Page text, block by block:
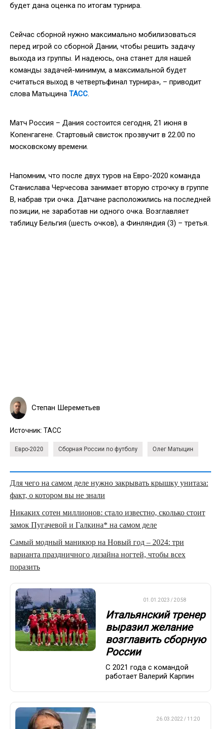
будет дана оценка по итогам турнира.
Сейчас сборной нужно максимально мобилизоваться
перед игрой со сборной Дании, чтобы решить задачу
выхода из группы. И надеюсь, она станет для нашей
команды задачей-минимум, а максимальной будет
считаться выход в четвертьфинал турнира», – приводит
слова Матыцина ТАСС.
Матч Россия – Дания состоится сегодня, 21 июня в
Копенгагене. Стартовый свисток прозвучит в 22.00 по
московскому времени.
Напомним, что после двух туров на Евро-2020 команда
Станислава Черчесова занимает вторую строчку в группе
В, набрав три очка. Датчане расположились на последней
позиции, не заработав ни одного очка. Возглавляет
таблицу Бельгия (шесть очков), а Финляндия (3) – третья.
Степан Шереметьев
Источник: ТАСС
Евро-2020 Сборная России по футболу Олег Матыцин
Для чего на самом деле нужно закрывать крышку унитаза:
факт, о котором вы не знали
Никаких сотен миллионов: стало известно, сколько стоит
замок Пугачевой и Галкина* на самом деле
Самый модный маникюр на Новый год – 2024: три
варианта праздничного дизайна ногтей, чтобы всех
поразить
01.01.2023 / 20:58
Итальянский тренер
выразил желание
возглавить сборную
России
С 2021 года с командой
работает Валерий Карпин
26.03.2022 / 11:20